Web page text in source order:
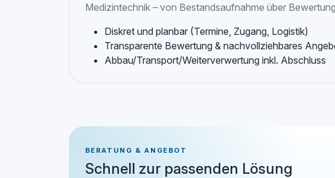
Medizintechnik – von Bestandsaufnahme über
Diskret und planbar (Termine, Zugang, Logistik)
Transparente Bewertung & nachvollziehbares
Abbau/Transport/Weiterverwertung inkl. Abschluss
BERATUNG & ANGEBOT
Schnell zur passenden Lösung